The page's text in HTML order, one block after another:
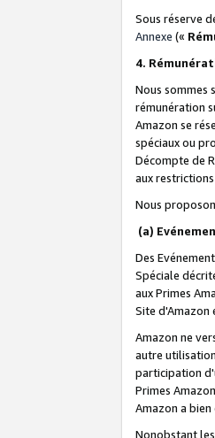
Sous réserve
Annexe («
4.
Nous sommes
rémunération
Amazon se
spéciaux ou
Décompte de
aux
Nous
(a)
Des
Spéciale
aux Primes
Site d'Amazon
Amazon ne
autre
participation
Primes
Amazon a
Nonobstant les